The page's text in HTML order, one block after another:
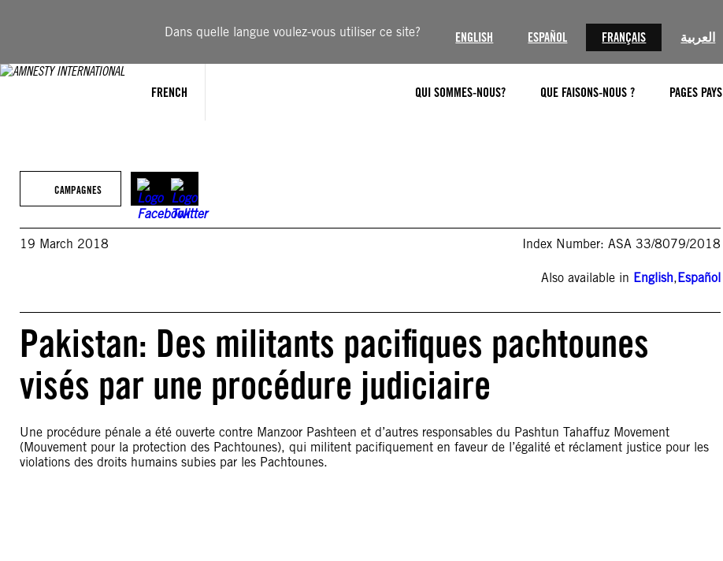
Dans quelle langue voulez-vous utiliser ce site? ENGLISH ESPAÑOL FRANÇAIS العربية
FRENCH QUI SOMMES-NOUS? QUE FAISONS-NOUS ? PAGES PAYS
CAMPAGNES
19 March 2018 Index Number: ASA 33/8079/2018
Also available in English,Español
Pakistan: Des militants pacifiques pachtounes
visés par une procédure judiciaire
Une procédure pénale a été ouverte contre Manzoor Pashteen et d’autres responsables du Pashtun Tahaffuz Movement
(Mouvement pour la protection des Pachtounes), qui militent pacifiquement en faveur de l’égalité et réclament justice pour les
violations des droits humains subies par les Pachtounes.